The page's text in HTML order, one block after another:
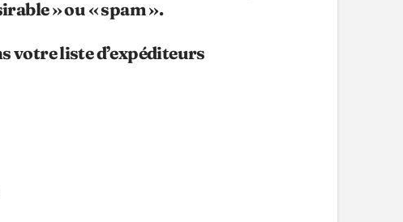
» ou « spam ».
votre liste d’expéditeurs